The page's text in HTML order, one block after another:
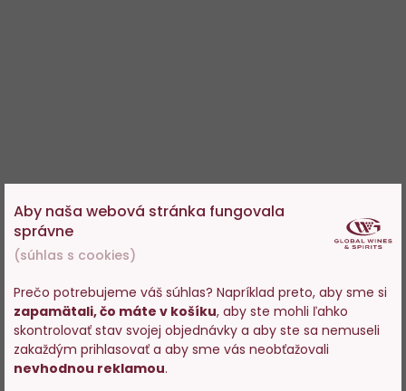
Aby naša webová stránka fungovala
správne
(súhlas s cookies)
Prečo potrebujeme váš súhlas? Napríklad preto, aby sme si
zapamätali, čo máte v košíku, aby ste mohli ľahko
skontrolovať stav svojej objednávky a aby ste sa nemuseli
zakaždým prihlasovať a aby sme vás neobťažovali
nevhodnou reklamou.
Vstupujete na stránky s
predajom alkoholu. Prosím
potvrďte, že Vám už bolo 18